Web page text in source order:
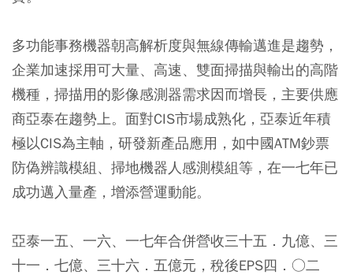
多功能事務機器朝高解析度與無線傳輸邁進是趨勢，
企業加速採用可大量、高速、雙面掃描與輸出的高階
機種，掃描用的影像感測器需求因而增長，主要供應
商亞泰在趨勢上。面對CIS市場成熟化，亞泰近年積
極以CIS為主軸，研發新產品應用，如中國ATM鈔票
防偽辨識模組、掃地機器人感測模組等，在一七年已
成功邁入量產，增添營運動能。
亞泰一五、一六、一七年合併營收三十五．九億、三
十一．七億、三十六．五億元，稅後EPS四．○二